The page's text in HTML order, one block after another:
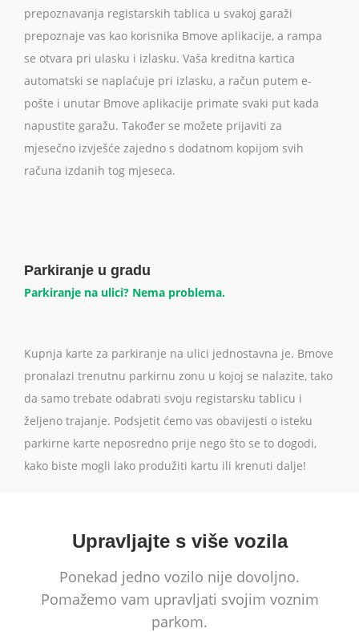
prepoznavanja registarskih tablica u svakoj garaži
prepoznaje vas kao korisnika Bmove aplikacije, a rampa
se otvara pri ulasku i izlasku. Vaša kreditna kartica
automatski se naplaćuje pri izlasku, a račun putem e-
pošte i unutar Bmove aplikacije primate svaki put kada
napustite garažu. Također se možete prijaviti za
mjesečno izvješće zajedno s dodatnom kopijom svih
računa izdanih tog mjeseca.
Parkiranje u gradu
Parkiranje na ulici? Nema problema.
Kupnja karte za parkiranje na ulici jednostavna je. Bmove
pronalazi trenutnu parkirnu zonu u kojoj se nalazite, tako
da samo trebate odabrati svoju registarsku tablicu i
željeno trajanje. Podsjetit ćemo vas obavijesti o isteku
parkirne karte neposredno prije nego što se to dogodi,
kako biste mogli lako produžiti kartu ili krenuti dalje!
Upravljajte s više vozila
Ponekad jedno vozilo nije dovoljno.
Pomažemo vam upravljati svojim voznim
parkom.